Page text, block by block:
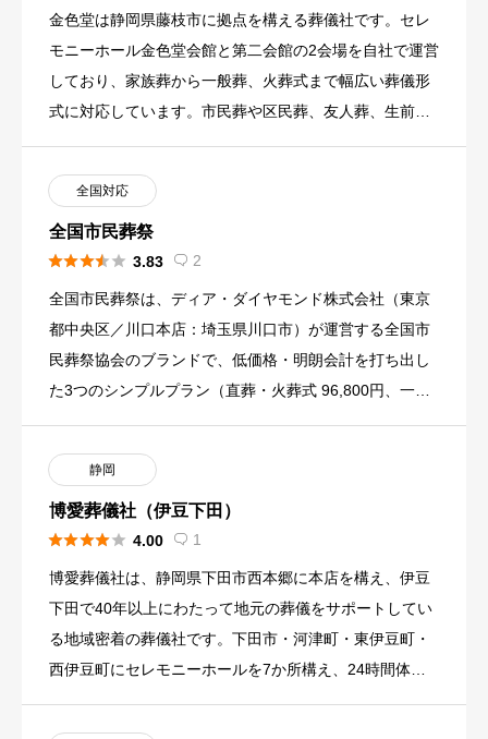
金色堂は静岡県藤枝市に拠点を構える葬儀社です。セレ
モニーホール金色堂会館と第二会館の2会場を自社で運営
しており、家族葬から一般葬、火葬式まで幅広い葬儀形
式に対応しています。市民葬や区民葬、友人葬、生前
全国対応
全国市民葬祭
 3.83  2
全国市民葬祭は、ディア・ダイヤモンド株式会社（東京
都中央区／川口本店：埼玉県川口市）が運営する全国市
民葬祭協会のブランドで、低価格・明朗会計を打ち出し
た3つのシンプルプラン（直葬・火葬式 96,800円、一日
静岡
博愛葬儀社（伊豆下田）
 4.00  1
博愛葬儀社は、静岡県下田市西本郷に本店を構え、伊豆
下田で40年以上にわたって地元の葬儀をサポートしてい
る地域密着の葬儀社です。下田市・河津町・東伊豆町・
西伊豆町にセレモニーホールを7か所構え、24時間体制